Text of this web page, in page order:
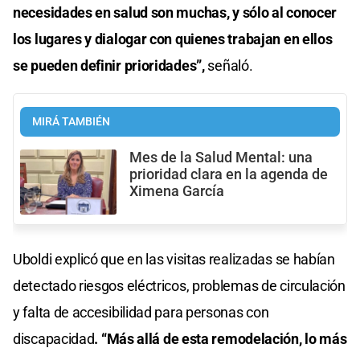
necesidades en salud son muchas, y sólo al conocer
los lugares y dialogar con quienes trabajan en ellos
se pueden definir prioridades”,señaló.
MIRÁ TAMBIÉN
Mes de la Salud Mental: una
prioridad clara en la agenda de
Ximena García
Uboldi explicó que en las visitas realizadas se habían
detectado riesgos eléctricos, problemas de circulación
y falta de accesibilidad para personas con
discapacidad. “Más allá de esta remodelación, lo más